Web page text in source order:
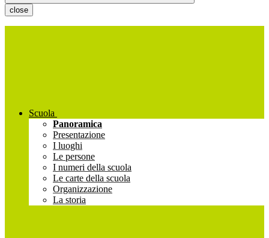
close
Scuola
Panoramica
Presentazione
I luoghi
Le persone
I numeri della scuola
Le carte della scuola
Organizzazione
La storia